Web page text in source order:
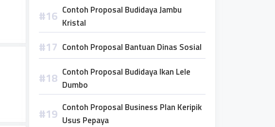
Contoh Proposal Budidaya Jambu
Kristal
Contoh Proposal Bantuan Dinas Sosial
Contoh Proposal Budidaya Ikan Lele
Dumbo
Contoh Proposal Business Plan Keripik
Usus Pepaya